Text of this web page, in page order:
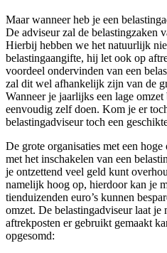
Maar wanneer heb je een
De adviseur zal de belastingzaken
Hierbij hebben we het natuurlijk
belastingaangifte, hij let ook op
voordeel ondervinden van een
zal dit wel afhankelijk zijn van de
Wanneer je jaarlijks een lage
eenvoudig zelf doen. Kom je er
belastingadviseur toch een
De grote organisaties met een
met het inschakelen van een
je ontzettend veel geld kunt
namelijk hoog op, hierdoor kan je
tienduizenden euro’s kunnen
omzet. De belastingadviseur laat je
aftrekposten er gebruikt gemaakt
opgesomd: